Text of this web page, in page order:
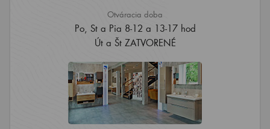
Otváracia doba
Po, St a Pia 8-12 a 13-17 hod
Út a Št ZATVORENÉ